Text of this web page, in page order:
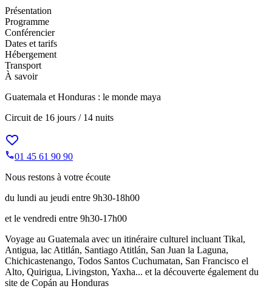
Présentation
Programme
Conférencier
Dates et tarifs
Hébergement
Transport
À savoir
Guatemala et Honduras : le monde maya
Circuit de 16 jours / 14 nuits
01 45 61 90 90
Nous restons à votre écoute
du lundi au jeudi entre 9h30-18h00
et le vendredi entre 9h30-17h00
Voyage au Guatemala avec un itinéraire culturel incluant Tikal,
Antigua, lac Atitlán, Santiago Atitlán, San Juan la Laguna,
Chichicastenango, Todos Santos Cuchumatan, San Francisco el
Alto, Quirigua, Livingston, Yaxha... et la découverte également du
site de Copán au Honduras